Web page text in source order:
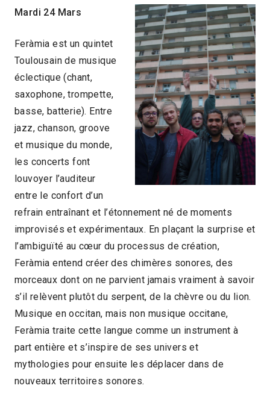
Mardi 24 Mars
Feràmia est un quintet
Toulousain de musique
éclectique (chant,
saxophone, trompette,
basse, batterie). Entre
jazz, chanson, groove
et musique du monde,
les concerts font
louvoyer l’auditeur
entre le confort d’un
refrain entraînant et l’étonnement né de moments
improvisés et expérimentaux. En plaçant la surprise et
l’ambiguïté au cœur du processus de création,
Feràmia entend créer des chimères sonores, des
morceaux dont on ne parvient jamais vraiment à savoir
s’il relèvent plutôt du serpent, de la chèvre ou du lion.
Musique en occitan, mais non musique occitane,
Feràmia traite cette langue comme un instrument à
part entière et s’inspire de ses univers et
mythologies pour ensuite les déplacer dans de
nouveaux territoires sonores.